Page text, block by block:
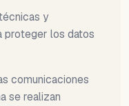
y
proteger los datos
comunicaciones
se realizan